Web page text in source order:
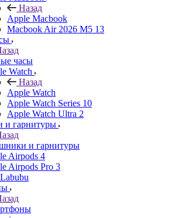
Назад
Apple Macbook
Macbook Air 2026 M5 13
часы
Watch
Назад
Apple Watch
Apple Watch Series 10
Apple Watch Ultra 2
и гарнитуры
и гарнитуры
Airpods 4
Airpods Pro 3